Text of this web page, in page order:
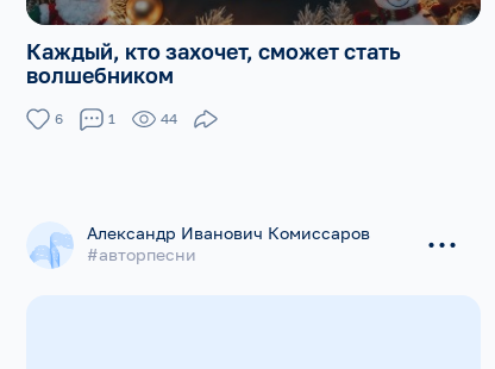
Каждый, кто захочет, сможет стать
волшебником
6 1 44
Александр Иванович Комиссаров
#авторпесни
...